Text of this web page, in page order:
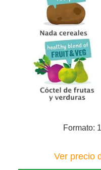
Formato:
Ver precio